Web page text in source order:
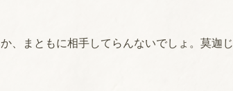
、まともに相手してらんないでしょ。莫迦じ